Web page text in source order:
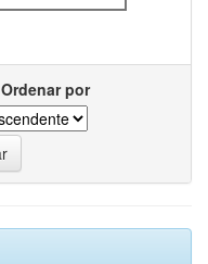
Ordenar por